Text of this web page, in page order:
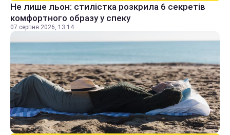
Не лише льон: стилістка розкрила 6 секретів
комфортного образу у спеку
07 серпня 2026, 13:14